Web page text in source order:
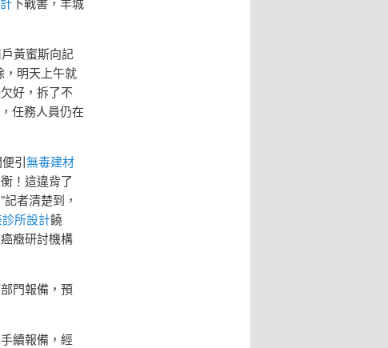
黃蜜斯向記
，明天上午就
好，拆了不
任務人員仍在
引無毒建材
！這違背了
者清楚到，
所設計饒
癥研討機構
門報備，預
續報備，經